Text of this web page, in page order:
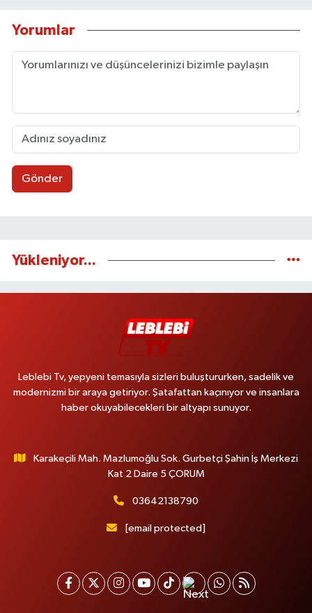
Yorumlar
Gönder
Yükleniyor...
Leblebi Tv, yepyeni temasıyla sizleri buluştururken, sadelik ve
modernizmi bir araya getiriyor. Şatafattan kaçınıyor ve insanlara
haber okuyabilecekleri bir altyapı sunuyor.
Karakeçili Mah. Mazlumoğlu Sok. Gurbetçi Şahin İş Merkezi
Kat 2 Daire 5 ÇORUM
03642138790
[email protected]